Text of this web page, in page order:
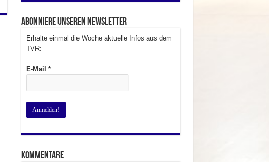
Abonniere unseren Newsletter
Erhalte einmal die Woche aktuelle Infos aus dem
TVR:
E-Mail *
Kommentare